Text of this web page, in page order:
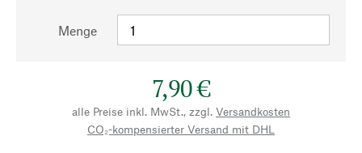
Menge
7,90 €
alle Preise inkl. MwSt., zzgl. Versandkosten
CO₂-kompensierter Versand mit DHL